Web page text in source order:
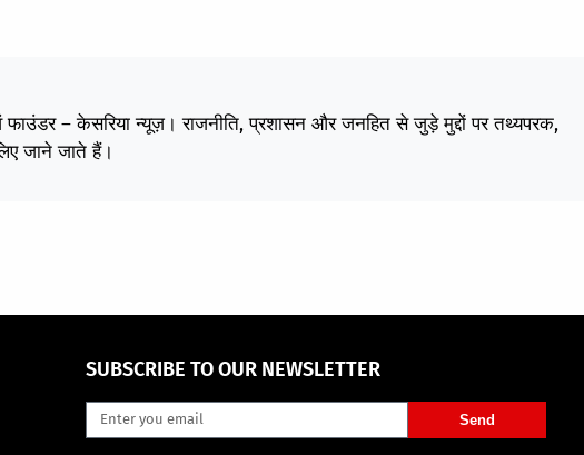
फाउंडर – केसरिया न्यूज़। राजनीति, प्रशासन और जनहित से जुड़े मुद्दों पर तथ्यपरक,
जाने जाते हैं।
SUBSCRIBE TO OUR NEWSLETTER
Send